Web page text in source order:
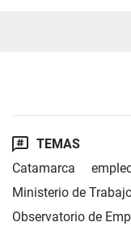
TEMAS
Catamarca
Ministerio de
Observatorio de